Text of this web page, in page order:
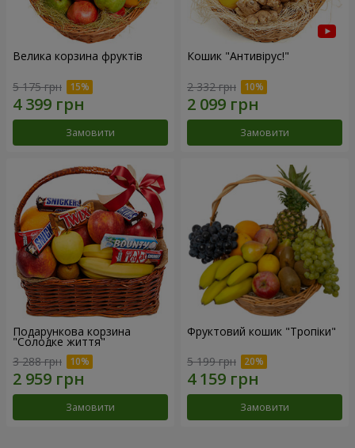
Велика корзина фруктів
5 175 грн
Замовити
Кошик "Антивірус!"
2 332 грн
Замовити
Подарункова корзина
"Солодке життя"
3 288 грн
Замовити
Фруктовий кошик "Тропіки"
5 199 грн
Замовити